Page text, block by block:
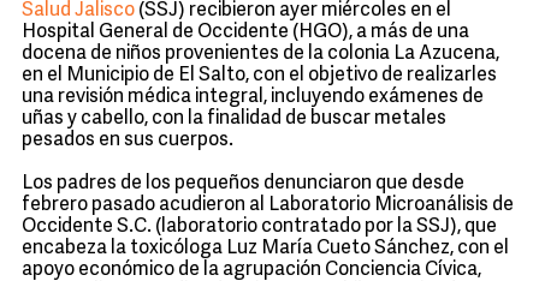
Salud Jalisco (SSJ) recibieron ayer miércoles en el
Hospital General de Occidente (HGO), a más de una
docena de niños provenientes de la colonia La Azucena,
en el Municipio de El Salto, con el objetivo de realizarles
una revisión médica integral, incluyendo exámenes de
uñas y cabello, con la finalidad de buscar metales
pesados en sus cuerpos.
Los padres de los pequeños denunciaron que desde
febrero pasado acudieron al Laboratorio Microanálisis de
Occidente S.C. (laboratorio contratado por la SSJ), que
encabeza la toxicóloga Luz María Cueto Sánchez, con el
apoyo económico de la agrupación Conciencia Cívica,